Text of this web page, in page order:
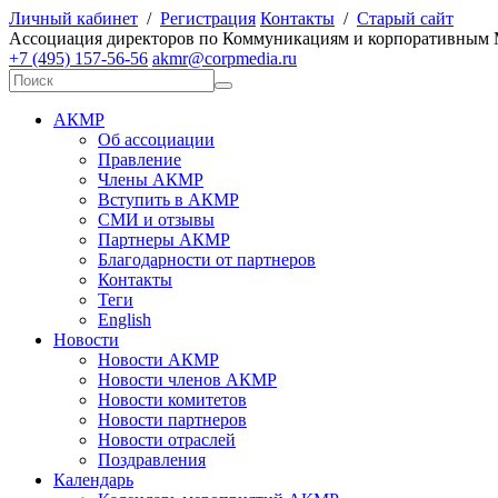
Личный кабинет / Регистрация Контакты / Старый сайт
Ассоциация директоров по Коммуникациям и корпоративным
+7 (495) 157-56-56 akmr@corpmedia.ru
АКМР
Об ассоциации
Правление
Члены АКМР
Вступить в АКМР
СМИ и отзывы
Партнеры АКМР
Благодарности от партнеров
Контакты
Теги
English
Новости
Новости АКМР
Новости членов АКМР
Новости комитетов
Новости партнеров
Новости отраслей
Поздравления
Календарь